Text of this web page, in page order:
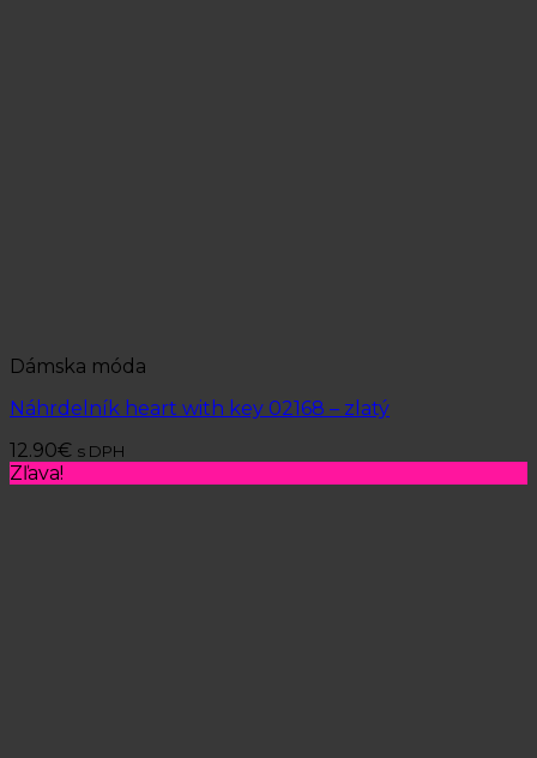
Dámska móda
Náhrdelník heart with key 02168 – zlatý
12.90€ s DPH
Zľava!